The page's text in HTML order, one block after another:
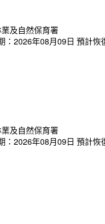
及自然保育署
：2026年08月09日 預計
及自然保育署
：2026年08月09日 預計